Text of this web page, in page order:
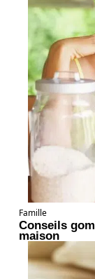
Famille
Conseils
maison